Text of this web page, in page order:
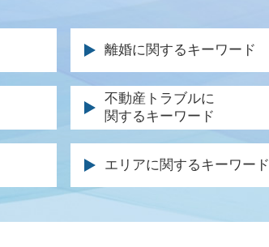
離婚に関するキーワード
離婚 調停 親権
離婚協議書 内容
公正証書 親権
親権 とは
養育費 金額 決め方
不動産トラブルに
関するキーワード
不動産 退去 トラブル
明け渡し 請求
土地 境界 トラブル
不動産売買 仲介トラブル
エリアに関するキーワード